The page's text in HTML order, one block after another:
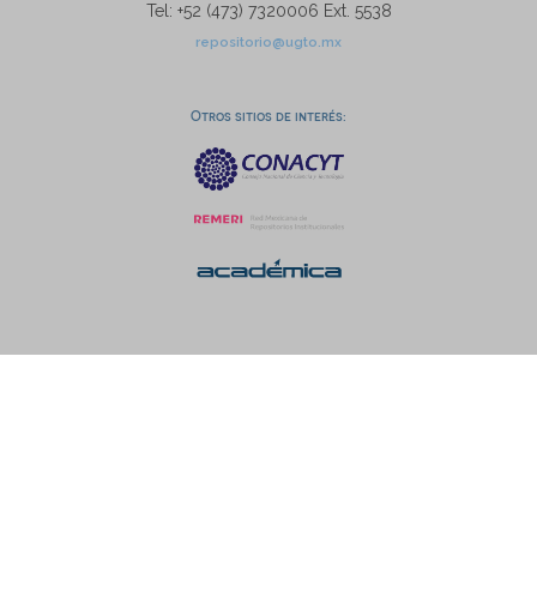
Tel: +52 (473) 7320006 Ext. 5538
repositorio@ugto.mx
Otros sitios de interés: